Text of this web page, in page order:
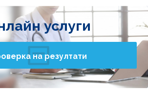
услуги
на резултати